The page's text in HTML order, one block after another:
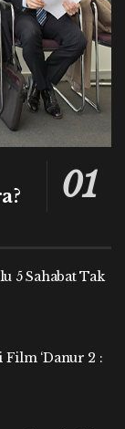
5 Sahabat Tak
‘Danur 2 :